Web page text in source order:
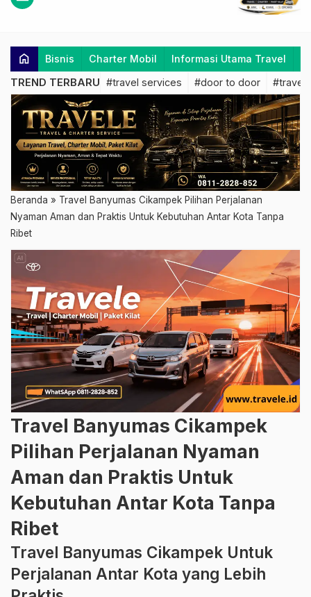
home Bisnis Charter Mobil Informasi Utama Travel
TREND TERBARU #travel services #door to door #travel
Beranda » Travel Banyumas Cikampek Pilihan Perjalanan
Nyaman Aman dan Praktis Untuk Kebutuhan Antar Kota Tanpa
Ribet
Travel Banyumas Cikampek
Pilihan Perjalanan Nyaman
Aman dan Praktis Untuk
Kebutuhan Antar Kota Tanpa
Ribet
Travel Banyumas Cikampek Untuk
Perjalanan Antar Kota yang Lebih